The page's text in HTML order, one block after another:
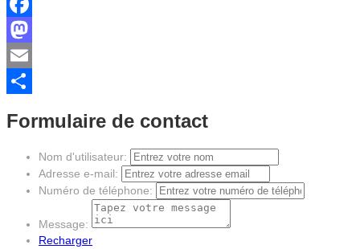
Facebook
Mastodon
Email
Formulaire de contact
Nom d'utilisateur:
Adresse e-mail:
Numéro de téléphone:
Message:
Recharger